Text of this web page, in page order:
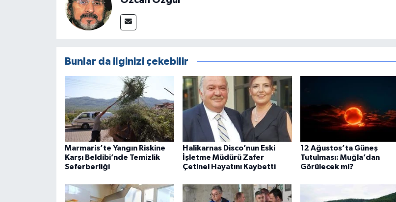
Bunlar da ilginizi çekebilir
Marmaris’te Yangın Riskine
Karşı Beldibi’nde Temizlik
Seferberliği
Halikarnas Disco’nun Eski
İşletme Müdürü Zafer
Çetinel Hayatını Kaybetti
12 Ağustos’ta Güneş
Tutulması: Muğla’dan
Görülecek mi?